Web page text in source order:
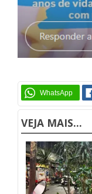
VEJA MAIS...